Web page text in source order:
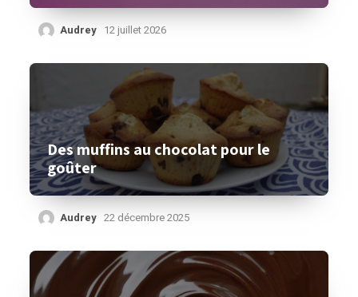
Audrey 12 juillet 2026
Des muffins au chocolat pour le
goûter
Audrey 22 décembre 2025